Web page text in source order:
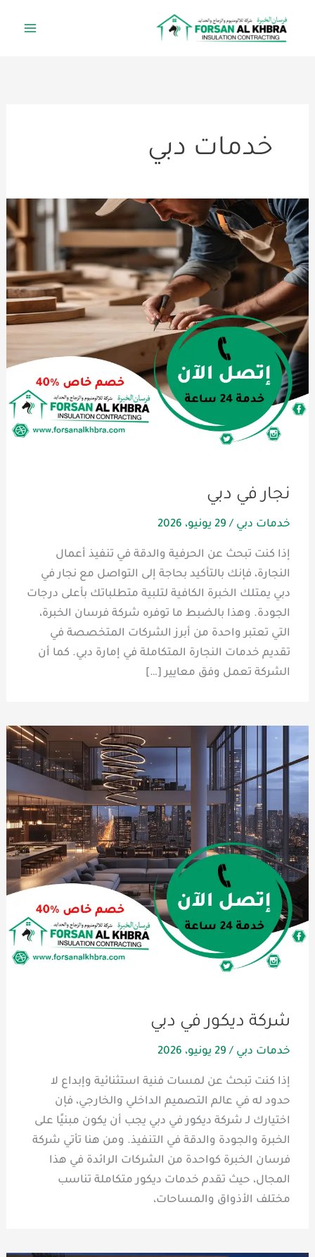
خدمات دبي
نجار في دبي
خدمات دبي / 29 يونيو، 2026
إذا كنت تبحث عن الحرفية والدقة في تنفيذ أعمال
النجارة، فإنك بالتأكيد بحاجة إلى التواصل مع نجار في
دبي يمتلك الخبرة الكافية لتلبية متطلباتك بأعلى درجات
الجودة. وهذا بالضبط ما توفره شركة فرسان الخبرة،
التي تعتبر واحدة من أبرز الشركات المتخصصة في
تقديم خدمات النجارة المتكاملة في إمارة دبي. كما أن
الشركة تعمل وفق معايير […]
شركة ديكور في دبي
خدمات دبي / 29 يونيو، 2026
إذا كنت تبحث عن لمسات فنية استثنائية وإبداع لا
حدود له في عالم التصميم الداخلي والخارجي، فإن
اختيارك لـ شركة ديكور في دبي يجب أن يكون مبنيًا على
الخبرة والجودة والدقة في التنفيذ. ومن هنا تأتي شركة
فرسان الخبرة كواحدة من الشركات الرائدة في هذا
المجال، حيث تقدم خدمات ديكور متكاملة تناسب
مختلف الأذواق والمساحات،